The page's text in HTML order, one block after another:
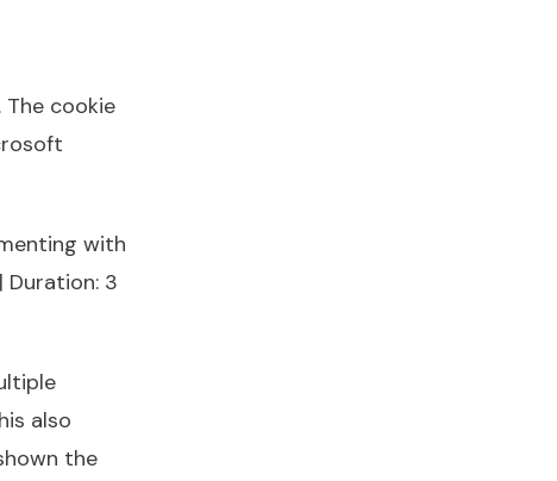
The cookie
with
3
also
the